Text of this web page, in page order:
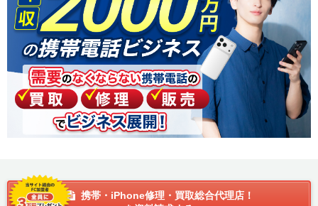
携帯・iPhone修理・買取総合代理店！